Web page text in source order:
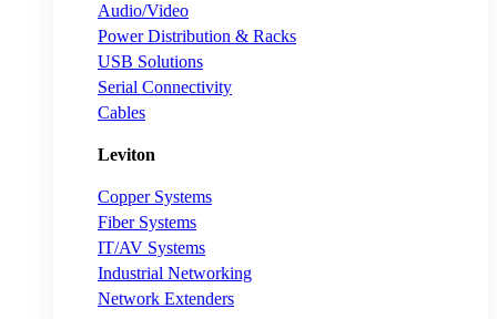
Audio/Video
Power Distribution & Racks
USB Solutions
Serial Connectivity
Cables
Leviton
Copper Systems
Fiber Systems
IT/AV Systems
Industrial Networking
Network Extenders